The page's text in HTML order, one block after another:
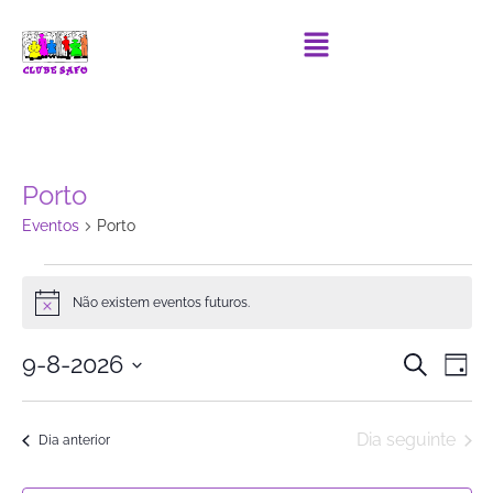
Porto
Eventos Porto
NoticeNão existem eventos futuros.
and
Pesquisar
Dia
9-8-2026
data
Dia anterior Dia seguinte